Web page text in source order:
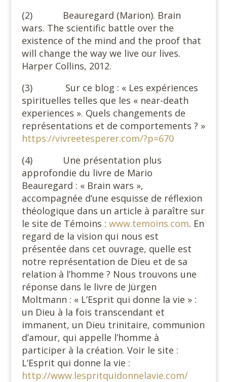
(2) Beauregard (Marion). Brain
wars. The scientific battle over the
existence of the mind and the proof that
will change the way we live our lives.
Harper Collins, 2012.
(3) Sur ce blog : « Les expériences
spirituelles telles que les « near-death
experiences ». Quels changements de
représentations et de comportements ? »
https://vivreetesperer.com/?p=670
(4) Une présentation plus
approfondie du livre de Mario
Beauregard : « Brain wars »,
accompagnée d’une esquisse de réflexion
théologique dans un article à paraître sur
le site de Témoins : www.temoins.com. En
regard de la vision qui nous est
présentée dans cet ouvrage, quelle est
notre représentation de Dieu et de sa
relation à l’homme ? Nous trouvons une
réponse dans le livre de Jürgen
Moltmann : « L’Esprit qui donne la vie » :
un Dieu à la fois transcendant et
immanent, un Dieu trinitaire, communion
d’amour, qui appelle l’homme à
participer à la création. Voir le site :
L’Esprit qui donne la vie :
http://www.lespritquidonnelavie.com/